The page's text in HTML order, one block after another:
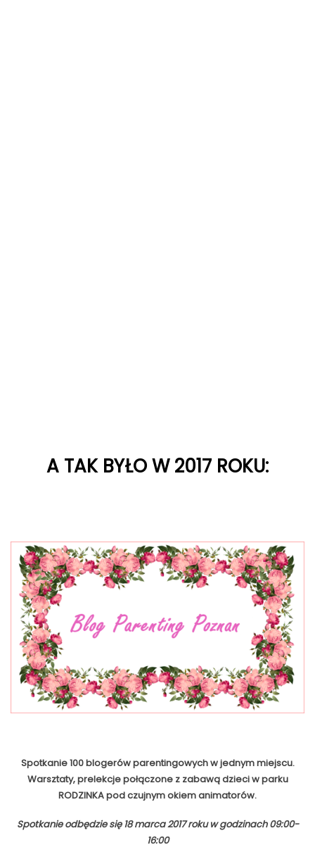
A TAK BYŁO W 2017 ROKU:
Spotkanie 100 blogerów parentingowych w jednym miejscu.
Warsztaty, prelekcje połączone z zabawą dzieci w parku
RODZINKA pod czujnym okiem animatorów.
Spotkanie odbędzie się 18 marca 2017 roku w godzinach 09:00-
16:00